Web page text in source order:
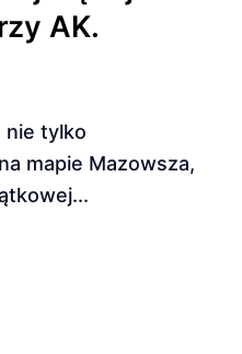
AK.
mapie Mazowsza,